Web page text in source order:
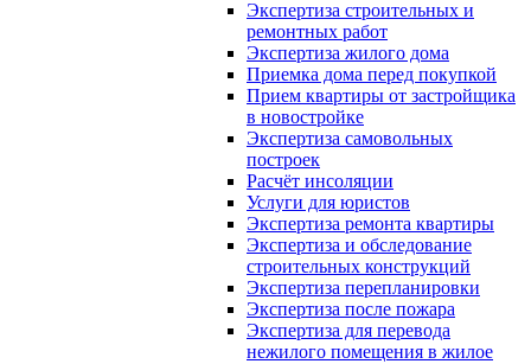
Экспертиза строительных и
ремонтных работ
Экспертиза жилого дома
Приемка дома перед покупкой
Прием квартиры от застройщика
в новостройке
Экспертиза самовольных
построек
Расчёт инсоляции
Услуги для юристов
Экспертиза ремонта квартиры
Экспертиза и обследование
строительных конструкций
Экспертиза перепланировки
Экспертиза после пожара
Экспертиза для перевода
нежилого помещения в жилое